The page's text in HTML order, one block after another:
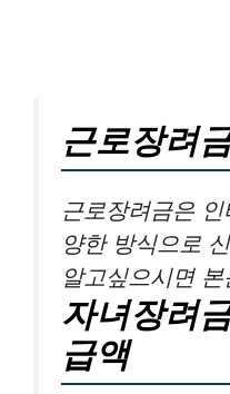
근로장려
근로장려금은
양한 방식으로
알고싶으시면
자녀장려
급액